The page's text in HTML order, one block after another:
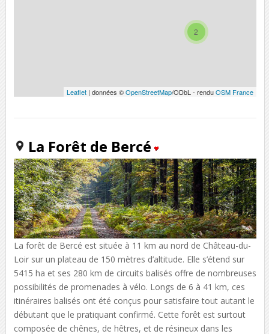
2
Leaflet | données ©OpenStreetMap/ODbL - renduOSM France
La Forêt de Bercé
La forêt de Bercé est située à 11 km au nord de Château-du-
Loir sur un plateau de 150 mètres d’altitude. Elle s’étend sur
5415 ha et ses 280 km de circuits balisés offre de nombreuses
possibilités de promenades à vélo. Longs de 6 à 41 km, ces
itinéraires balisés ont été conçus pour satisfaire tout autant le
débutant que le pratiquant confirmé. Cette forêt est surtout
composée de chênes, de hêtres, et de résineux dans les